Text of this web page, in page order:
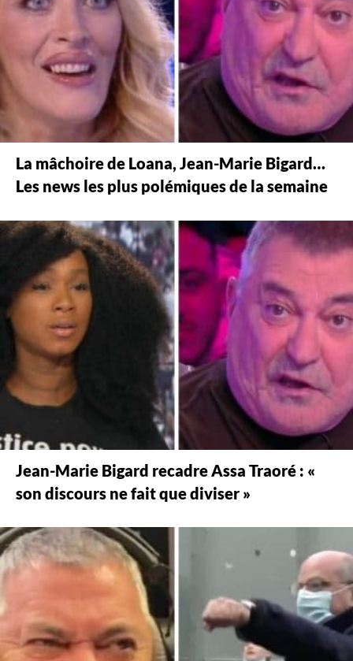
La mâchoire de Loana, Jean-Marie Bigard…
Les news les plus polémiques de la semaine
Jean-Marie Bigard recadre Assa Traoré : «
son discours ne fait que diviser »